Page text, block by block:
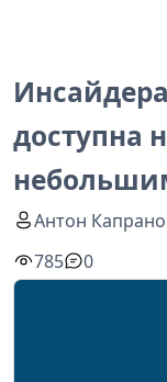
доступна
Антон
785
0